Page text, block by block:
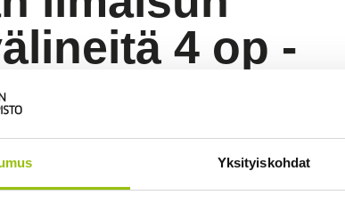
Yksityiskohdat
4 op -
- kevät 2026